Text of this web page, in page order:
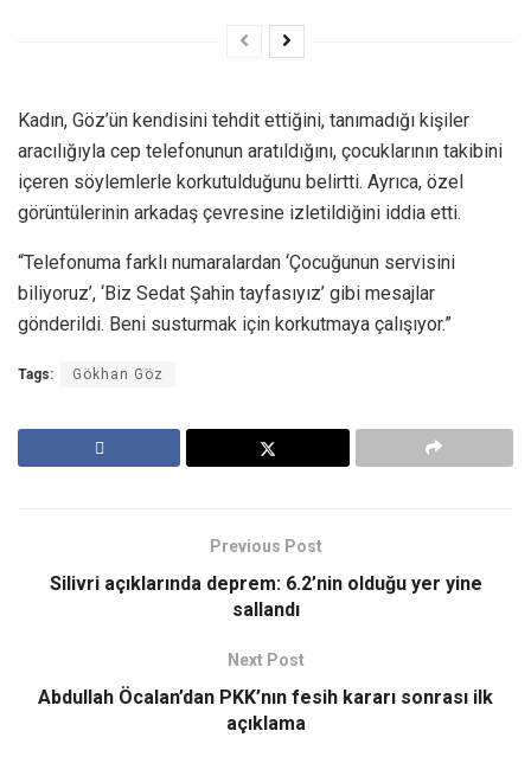
Kadın, Göz’ün kendisini tehdit ettiğini, tanımadığı kişiler
aracılığıyla cep telefonunun aratıldığını, çocuklarının takibini
içeren söylemlerle korkutulduğunu belirtti. Ayrıca, özel
görüntülerinin arkadaş çevresine izletildiğini iddia etti.
“Telefonuma farklı numaralardan ‘Çocuğunun servisini
biliyoruz’, ‘Biz Sedat Şahin tayfasıyız’ gibi mesajlar
gönderildi. Beni susturmak için korkutmaya çalışıyor.”
Tags: Gökhan Göz
Previous Post
Silivri açıklarında deprem: 6.2’nin olduğu yer yine
sallandı
Next Post
Abdullah Öcalan’dan PKK’nın fesih kararı sonrası ilk
açıklama